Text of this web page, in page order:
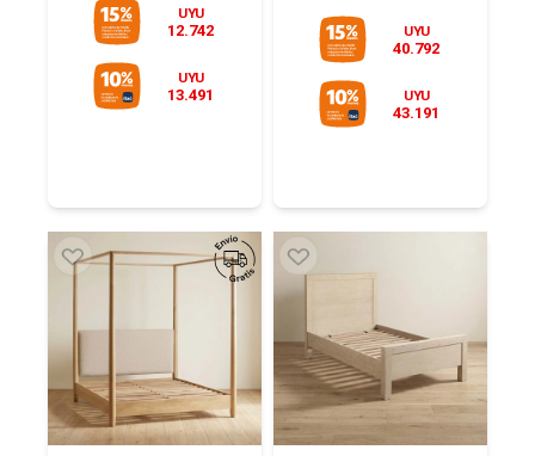
UYU
12.742
UYU
13.491
UYU
40.792
UYU
43.191